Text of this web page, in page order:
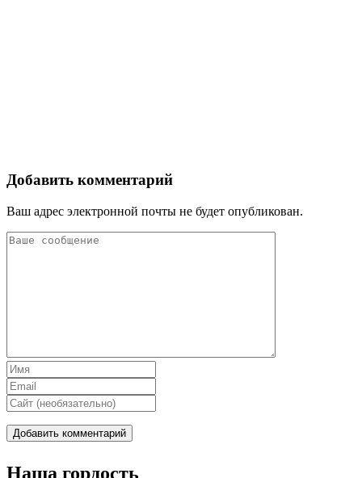
Добавить комментарий
Ваш адрес электронной почты не будет опубликован.
Наша гордость